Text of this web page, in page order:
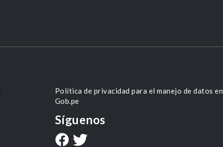
Política de privacidad para el manejo de datos en
Gob.pe
Síguenos